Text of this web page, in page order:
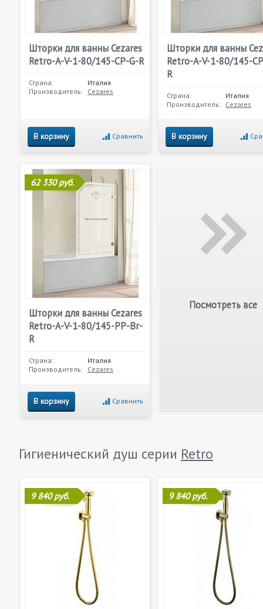
Шторки для ванны Cezares
Retro-A-V-1-80/145-CP-G-R
Страна:
Италия
Производитель: Cezares
В корзину Сравнить
Шторки для ванны
Retro-A-V-1-80/145-
R
Страна:
Италия
Производитель: Cezares
В корзину
62 330 руб.
Шторки для ванны Cezares
Retro-A-V-1-80/145-PP-Br-
R
Страна:
Италия
Производитель: Cezares
В корзину Сравнить
Посмотреть все
Гигиенический душ серии Retro
9 840 руб. 9 840 руб.